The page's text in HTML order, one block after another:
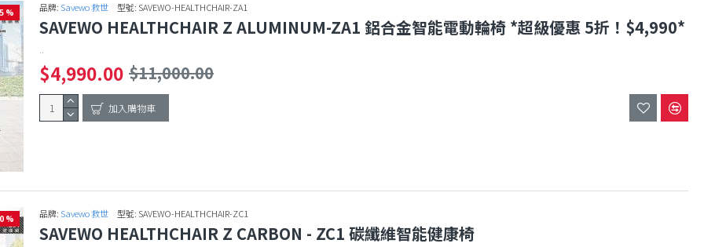
% 品牌: Savewo 救世 型號: SAVEWO-HEALTHCHAIR-ZA1
SAVEWO HEALTHCHAIR Z ALUMINUM-ZA1 鋁合金智能電動輪椅 *超級優惠 5折！$4,990*
..
$4,990.00 $11,000.00
加入購物車
% 品牌: Savewo 救世 型號: SAVEWO-HEALTHCHAIR-ZC1
SAVEWO HEALTHCHAIR Z CARBON - ZC1 碳纖維智能健康椅